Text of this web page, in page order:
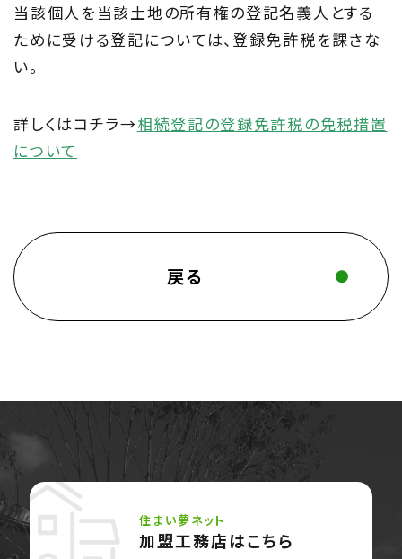
当該個人を当該土地の所有権の登記名義人とする
ために受ける登記については、登録免許税を課さな
い。
詳しくはコチラ→相続登記の登録免許税の免税措置
について
戻る
住まい夢ネット
加盟工務店はこちら